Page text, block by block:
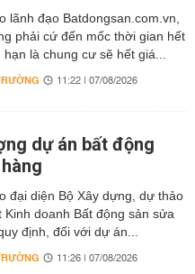
lãnh đạo Batdongsan.com.vn,
phải cứ đến mốc thời gian hết
hạn là chung cư sẽ hết giá...
11:22 | 07/08/2026
dự án bất động
đại diện Bộ Xây dựng, dự thảo
Kinh doanh Bất động sản sửa
định, đối với dự án...
11:26 | 07/08/2026